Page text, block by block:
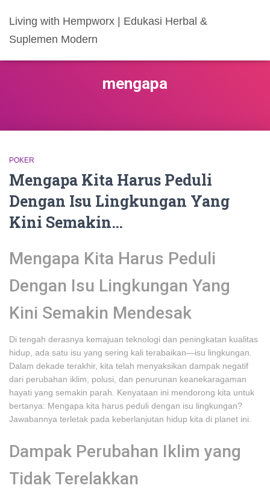
Living with Hempworx | Edukasi Herbal &
Suplemen Modern
mengapa
POKER
Mengapa Kita Harus Peduli
Dengan Isu Lingkungan Yang
Kini Semakin…
Mengapa Kita Harus Peduli
Dengan Isu Lingkungan Yang
Kini Semakin Mendesak
Di tengah derasnya kemajuan teknologi dan peningkatan kualitas
hidup, ada satu isu yang sering kali terabaikan—isu lingkungan.
Dalam dekade terakhir, kita telah menyaksikan dampak negatif
dari perubahan iklim, polusi, dan penurunan keanekaragaman
hayati yang semakin parah. Kenyataan ini mendorong kita untuk
bertanya: Mengapa kita harus peduli dengan isu lingkungan?
Jawabannya terletak pada keberlanjutan hidup kita di planet ini.
Dampak Perubahan Iklim yang
Tidak Terelakkan